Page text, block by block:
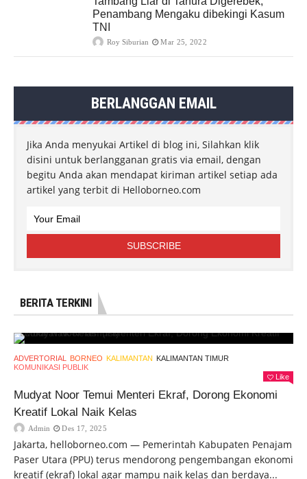
Penambang Mengaku dibekingi Kasum
TNI
Roy Siburian Mar 25, 2022
BERLANGGAN EMAIL
Jika Anda menyukai Artikel di blog ini, Silahkan klik
disini untuk berlangganan gratis via email, dengan
begitu Anda akan mendapat kiriman artikel setiap ada
artikel yang terbit di Helloborneo.com
BERITA TERKINI
ADVERTORIAL BORNEO KALIMANTAN KALIMANTAN TIMUR
KOMUNIKASI PUBLIK
Like
Mudyat Noor Temui Menteri Ekraf, Dorong Ekonomi
Kreatif Lokal Naik Kelas
Admin Des 17, 2025
Jakarta, helloborneo.com — Pemerintah Kabupaten Penajam
Paser Utara (PPU) terus mendorong pengembangan ekonomi
kreatif (ekraf) lokal agar mampu naik kelas dan berdaya...